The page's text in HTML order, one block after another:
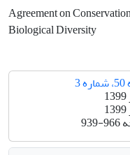
Agreement on
Biological Diversity
3
939-966